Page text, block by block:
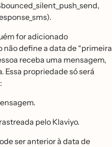
for adicionado
não define a data de “primeira
receba uma mensagem,
Essa propriedade só será
pelo Klaviyo.
ser anterior à data de